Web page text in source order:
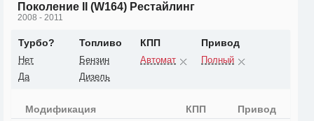
Поколение II (W164) Рестайлинг
2008 - 2011
Турбо?
Нет
Да
Топливо
Бензин
Дизель
КПП
Автомат
Привод
Полный
Модификация КПП Привод